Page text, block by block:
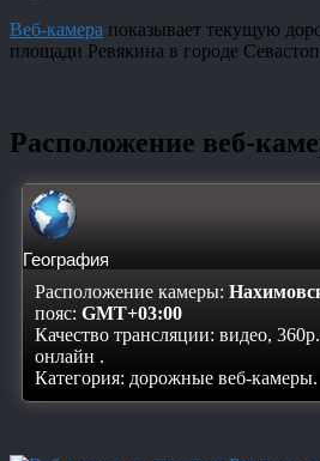
Веб-камера показывает текущую
площади Ревякина в городе
Расположение веб-
География
Расположение камеры:
пояс: GMT+03:00
Качество трансляции: видео,
онлайн .
Категория: дорожные веб-камеры.